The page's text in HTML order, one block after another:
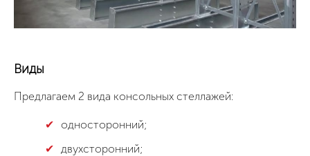
Виды
Предлагаем 2 вида консольных стеллажей:
односторонний;
двухсторонний;